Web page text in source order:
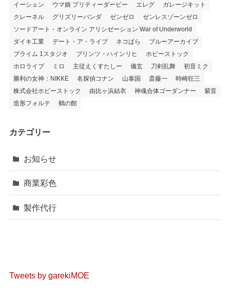
イーシェン
ウマ娘 プリティーダービー エレグ
ガレージキット
クレーネル
グリズリーパンダ ゼンゼロ
ゼンレスゾーンゼロ
ソードアート・オンライン アリシゼーション War of Underworld
ダイキ工業
デート・ア・ライブ ネコぱら
ブルーアーカイブ
プライム 1スタジオ
プリンツ・ハインリヒ
ホビーストック
ホロライブ
ミロ 主従えくすたしー 儀玄 刀剣乱舞
初音ミク
勝利の女神：NIKKE
名探偵コナン 山泰国 斎藤一
時崎狂三
株式会社ホビーストック
由比ヶ浜結衣 神魂合体ゴーダンナー
紫音
造形フォルテ
鶴の館
カテゴリー
お知らせ
商業彩色
製作代行
Tweets by garekiMOE